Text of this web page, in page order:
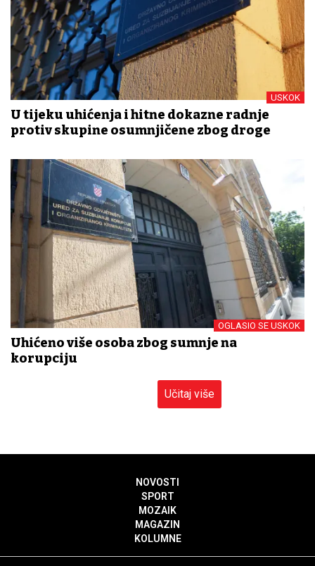
USKOK
U tijeku uhićenja i hitne dokazne radnje
protiv skupine osumnjičene zbog droge
OGLASIO SE USKOK
Uhićeno više osoba zbog sumnje na
korupciju
Učitaj više
NOVOSTI
SPORT
MOZAIK
MAGAZIN
KOLUMNE